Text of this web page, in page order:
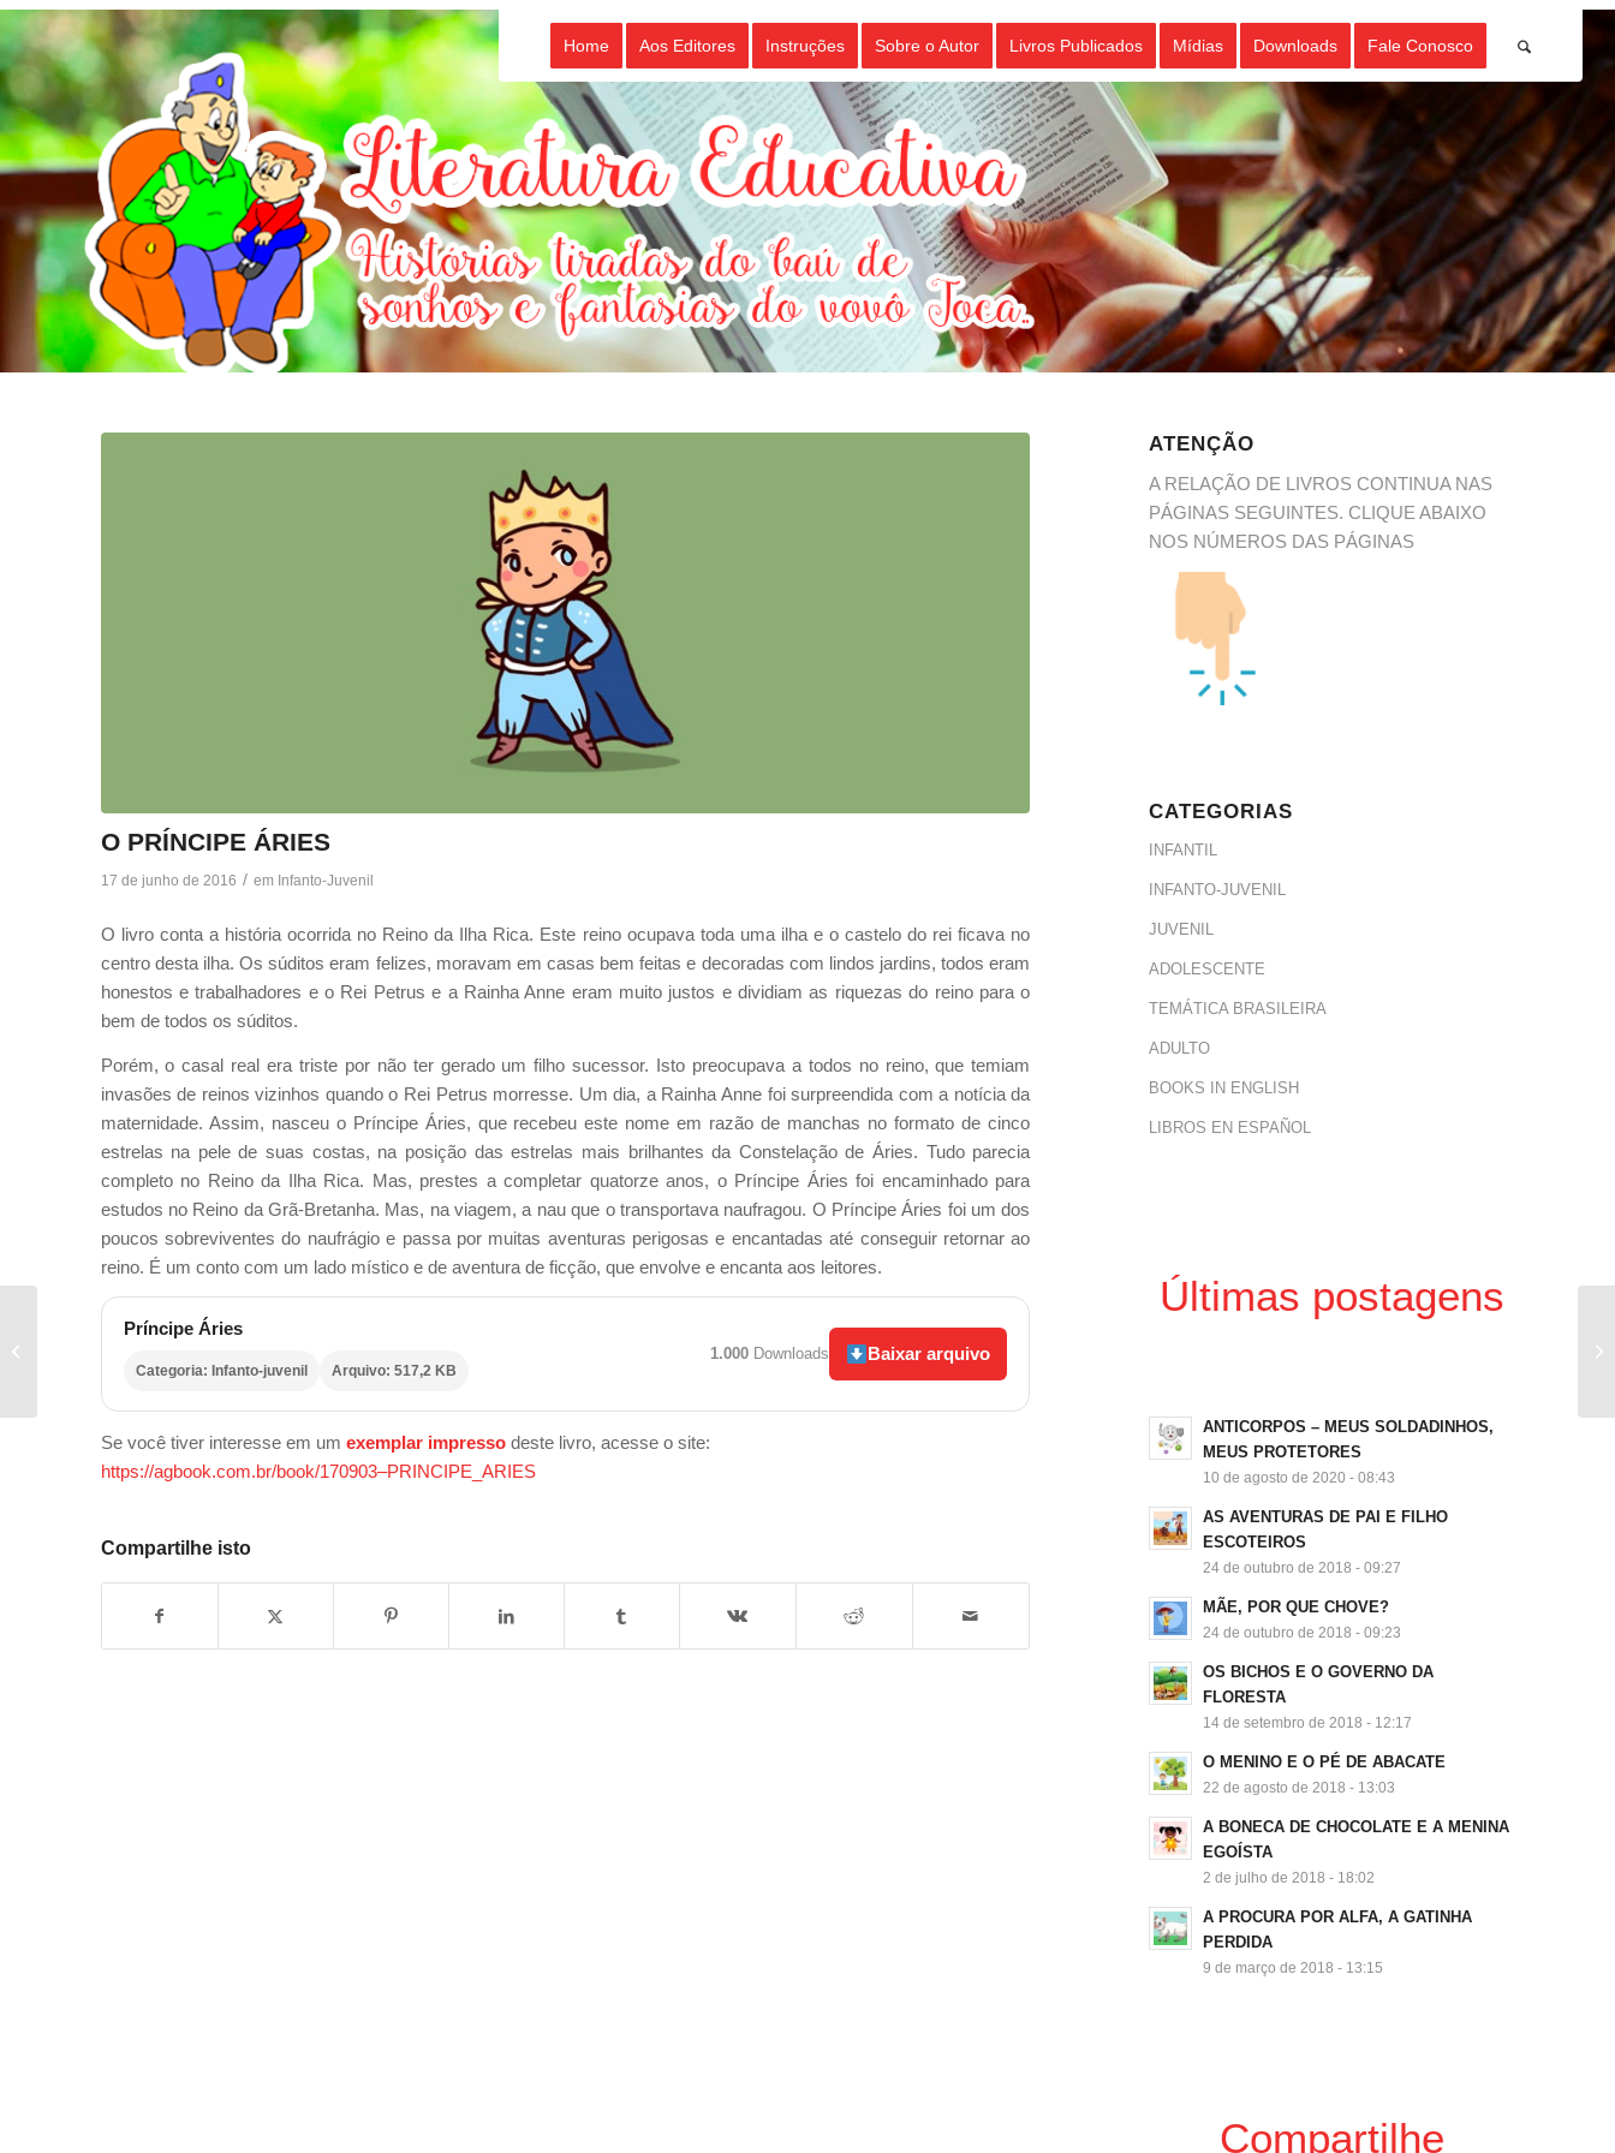
Home Aos Editores Instruções Sobre o Autor Livros Publicados Mídias Downloads Fale Conosco
O PRÍNCIPE ÁRIES
17 de junho de 2016 / em Infanto-Juvenil
O livro conta a história ocorrida no Reino da Ilha Rica. Este reino ocupava toda uma ilha e o castelo do rei ficava no
centro desta ilha. Os súditos eram felizes, moravam em casas bem feitas e decoradas com lindos jardins, todos eram
honestos e trabalhadores e o Rei Petrus e a Rainha Anne eram muito justos e dividiam as riquezas do reino para o
bem de todos os súditos.
Porém, o casal real era triste por não ter gerado um filho sucessor. Isto preocupava a todos no reino, que temiam
invasões de reinos vizinhos quando o Rei Petrus morresse. Um dia, a Rainha Anne foi surpreendida com a notícia da
maternidade. Assim, nasceu o Príncipe Áries, que recebeu este nome em razão de manchas no formato de cinco
estrelas na pele de suas costas, na posição das estrelas mais brilhantes da Constelação de Áries. Tudo parecia
completo no Reino da Ilha Rica. Mas, prestes a completar quatorze anos, o Príncipe Áries foi encaminhado para
estudos no Reino da Grã-Bretanha. Mas, na viagem, a nau que o transportava naufragou. O Príncipe Áries foi um dos
poucos sobreviventes do naufrágio e passa por muitas aventuras perigosas e encantadas até conseguir retornar ao
reino. É um conto com um lado místico e de aventura de ficção, que envolve e encanta aos leitores.
Príncipe Áries
Categoria: Infanto-juvenil Arquivo: 517,2 KB
1.000 Downloads Baixar arquivo
Se você tiver interesse em um exemplar impressodeste livro, acesse o site:
https://agbook.com.br/book/170903–PRINCIPE_ARIES
Compartilhe isto
ATENÇÃO
A RELAÇÃO DE LIVROS CONTINUA NAS
PÁGINAS SEGUINTES. CLIQUE ABAIXO
NOS NÚMEROS DAS PÁGINAS
CATEGORIAS
INFANTIL
INFANTO-JUVENIL
JUVENIL
ADOLESCENTE
TEMÁTICA BRASILEIRA
ADULTO
BOOKS IN ENGLISH
LIBROS EN ESPAÑOL
Últimas postagens
ANTICORPOS – MEUS SOLDADINHOS,
MEUS PROTETORES
10 de agosto de 2020 - 08:43
AS AVENTURAS DE PAI E FILHO
ESCOTEIROS
24 de outubro de 2018 - 09:27
MÃE, POR QUE CHOVE?
24 de outubro de 2018 - 09:23
OS BICHOS E O GOVERNO DA
FLORESTA
14 de setembro de 2018 - 12:17
O MENINO E O PÉ DE ABACATE
22 de agosto de 2018 - 13:03
A BONECA DE CHOCOLATE E A MENINA
EGOÍSTA
2 de julho de 2018 - 18:02
A PROCURA POR ALFA, A GATINHA
PERDIDA
9 de março de 2018 - 13:15
Compartilhe